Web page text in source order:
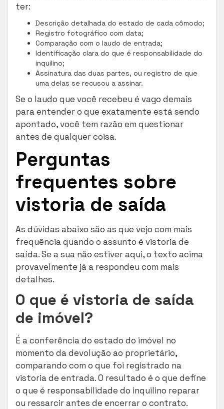
ter:
Descrição detalhada do estado de cada cômodo;
Registro fotográfico com data;
Comparação com o laudo de entrada;
Identificação clara do que é responsabilidade do
inquilino;
Assinatura das duas partes, ou registro de que
uma delas se recusou a assinar.
Se o laudo que você recebeu é vago demais
para entender o que exatamente está sendo
apontado, você tem razão em questionar
antes de qualquer coisa.
Perguntas
frequentes sobre
vistoria de saída
As dúvidas abaixo são as que vejo com mais
frequência quando o assunto é vistoria de
saída. Se a sua não estiver aqui, o texto acima
provavelmente já a respondeu com mais
detalhes.
O que é vistoria de saída
de imóvel?
É a conferência do estado do imóvel no
momento da devolução ao proprietário,
comparando com o que foi registrado na
vistoria de entrada. O resultado é o que define
o que é responsabilidade do inquilino reparar
ou ressarcir antes de encerrar o contrato.